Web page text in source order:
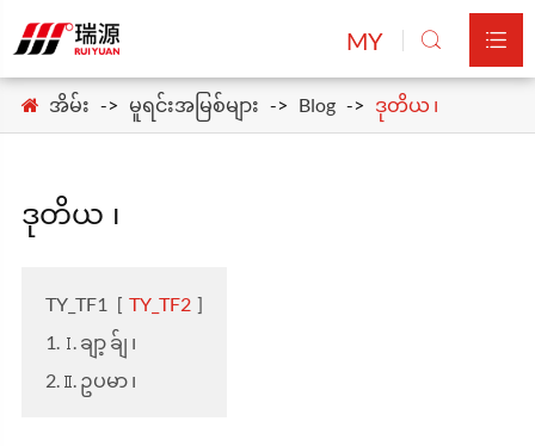
MY  
အိမ်း မူရင်းအမြစ်များ Blog ဒုတိယ ၊
ဒုတိယ ၊
TY_TF1 [ TY_TF2 ]
1. Ⅰ. ချာ့ ခ်ျ ၊
2. Ⅱ. ဥပမာ ၊